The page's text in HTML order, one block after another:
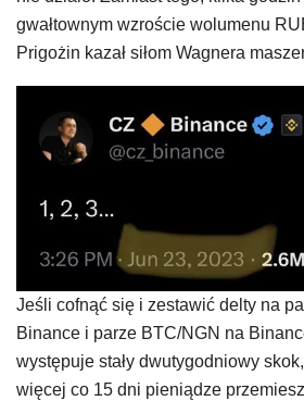
gwałtownym wzroście wolumenu
Prigożin kazał siłom Wagnera
Jeśli cofnąć się i zestawić delty na
Binance i parze BTC/NGN na
występuje stały dwutygodniowy
więcej co 15 dni pieniądze